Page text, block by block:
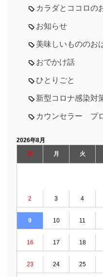
カラダとココロの
お知らせ
美味しいもののお
おでかけ話
ひとりごと
新型コロナ感染対
カウンセラー プ
2026年8月
日
月 火
2 3 4
9 10 11
16 17 18
23 24 25